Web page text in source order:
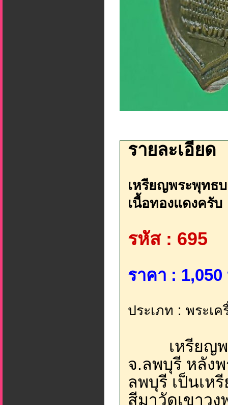
รายละเอียด
เหรียญพระพุทธ
เนื้อทองแดงครับ
รหัส : 695
ราคา :
ประเภท : พระเ
เหรียญพร
จ.ลพบุรี หลัง
ลพบุรี เป็นเห
สีมาวัดเขาว